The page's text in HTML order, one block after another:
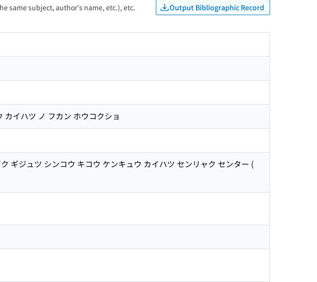
same subject, author's name, etc.), etc. Output Bibliographic Record
イハツ ノ フカン ホウコクショ
ギジュツ シンコウ キコウ ケンキュウ カイハツ センリャク センター (